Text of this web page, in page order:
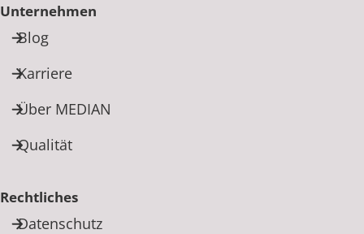
Unternehmen
Blog
Karriere
Über MEDIAN
Qualität
Rechtliches
Datenschutz